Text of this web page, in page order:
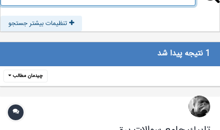
تنظیمات بیشتر جستجو
چیدمان مطالب